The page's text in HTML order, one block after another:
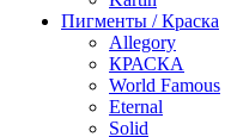
Пигменты / Краска
Allegory
КРАСКА
World Famous
Eternal
Solid